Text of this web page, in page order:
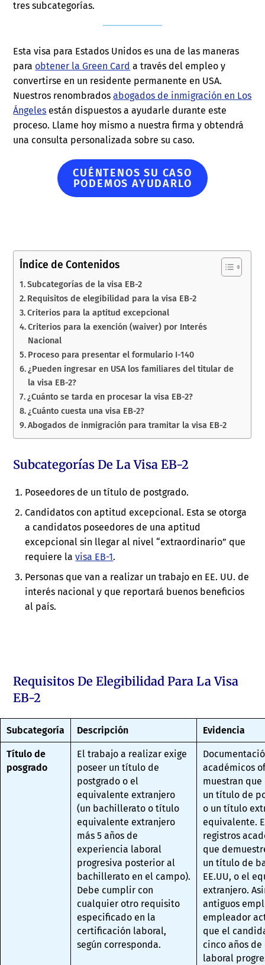
tres subcategorías.
Esta visa para Estados Unidos es una de las maneras
para obtener la Green Card a través del empleo y
convertirse en un residente permanente en USA.
Nuestros renombradosabogados de inmigración en Los
Ángeles están dispuestos a ayudarle durante este
proceso. Llame hoy mismo a nuestra firma y obtendrá
una consulta personalizada sobre su caso.
CUÉNTENOS SU CASO
PODEMOS AYUDARLO
Índice de Contenidos
Subcategorías de la visa EB-2
Requisitos de elegibilidad para la visa EB-2
Criterios para la aptitud excepcional
Criterios para la exención (waiver) por Interés
Nacional
Proceso para presentar el formulario I-140
¿Pueden ingresar en USA los familiares del titular de
la visa EB-2?
¿Cuánto se tarda en procesar la visa EB-2?
¿Cuánto cuesta una visa EB-2?
Abogados de inmigración para tramitar la visa EB-2
Subcategorías De La Visa EB-2
Poseedores de un título de postgrado.
Candidatos con aptitud excepcional. Esta se otorga
a candidatos poseedores de una aptitud
excepcional sin llegar al nivel “extraordinario” que
requiere lavisa EB-1.
Personas que van a realizar un trabajo en EE. UU. de
interés nacional y que reportará buenos beneficios
al país.
Requisitos De Elegibilidad Para La Visa
EB-2
Subcategoría Descripción Evidencia
Título de
posgrado
El trabajo a realizar exige
poseer un título de
postgrado o el
equivalente extranjero
(un bachillerato o título
equivalente extranjero
más 5 años de
experiencia laboral
progresiva posterior al
bachillerato en el campo).
Debe cumplir con
cualquier otro requisito
especificado en la
certificación laboral,
según corresponda.
académicos
muestran
un título de
o un título
equivalente.
registros
que
un título de
EE.UU, o el
extranjero.
antiguos
empleador
que el
cinco años
laboral